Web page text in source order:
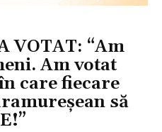
VOTAT: “Am
Am votat
care fiecare
să